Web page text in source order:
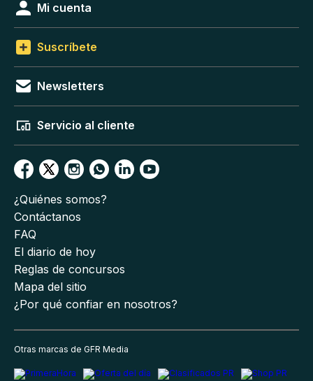
Mi cuenta
Suscríbete
Newsletters
Servicio al cliente
¿Quiénes somos?
Contáctanos
FAQ
El diario de hoy
Reglas de concursos
Mapa del sitio
¿Por qué confiar en nosotros?
Otras marcas de GFR Media